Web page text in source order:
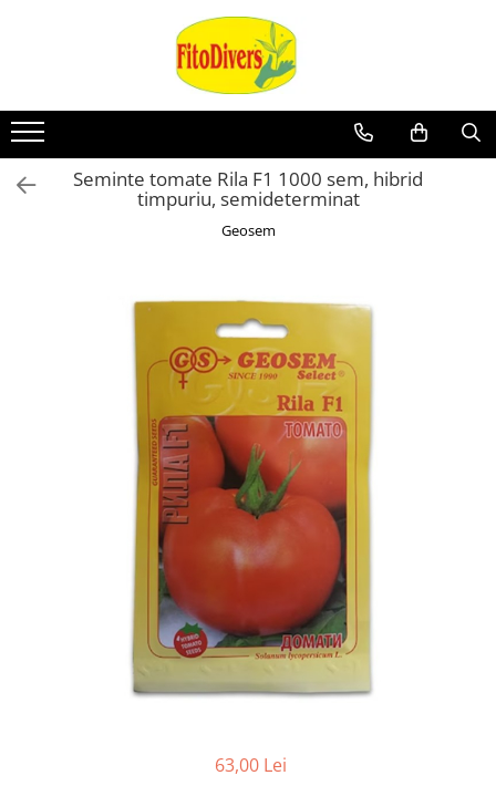
Seminte tomate Rila F1 1000 sem, hibrid
timpuriu, semideterminat
Geosem
63,00 Lei